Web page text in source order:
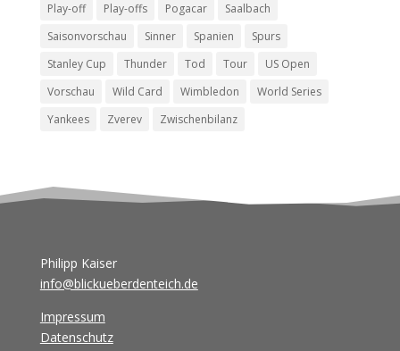
Play-off
Play-offs Pogacar
Saalbach
Saisonvorschau
Sinner Spanien
Spurs
Stanley Cup
Thunder Tod Tour
US Open
Vorschau
Wild Card Wimbledon
World Series
Yankees
Zverev Zwischenbilanz
Philipp Kaiser
info@blickueberdenteich.de
Impressum
Datenschutz